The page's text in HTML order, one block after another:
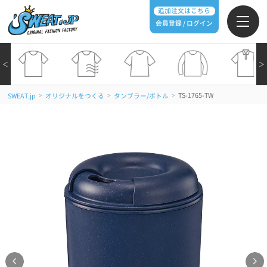
追加注文はこちら
会員登録 / ログイン
＞
＜
SWEAT.jp > オリジナルをつくる > タンブラー/ボトル > TS-1765-TW